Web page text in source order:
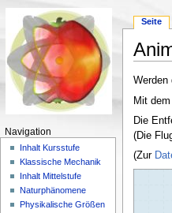
Werden
Mit
Die
(Die
(Zur
Seite
Navigation
Inhalt Kursstufe
Klassische Mechanik
Inhalt Mittelstufe
Naturphänomene
Physikalische Größen